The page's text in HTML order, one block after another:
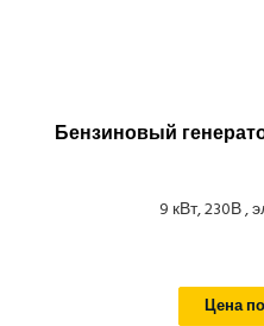
Бензиновый
9 кВт, 230В ,
Цена